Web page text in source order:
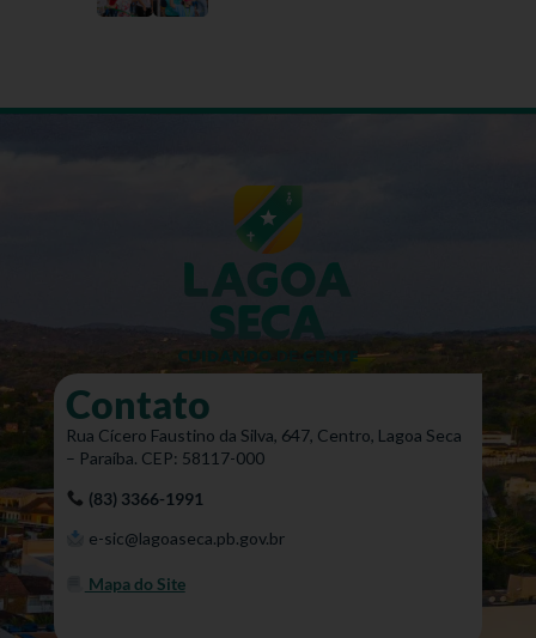
Contato
Rua Cícero Faustino da Silva, 647, Centro, Lagoa Seca
– Paraíba. CEP: 58117-000
(83) 3366-1991
e-sic@lagoaseca.pb.gov.br
Mapa do Site